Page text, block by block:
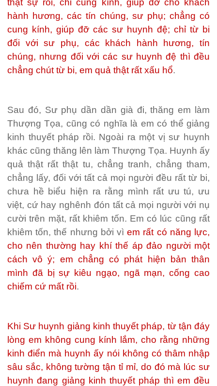
thật sự rồi, chỉ cung kính, giúp đỡ cho khách
hành hương, các tín chúng, sư phụ; chẳng có
cung kính, giúp đỡ các sư huynh đệ; chỉ từ bi
đối với sư phụ, các khách hành hương, tín
chúng, nhưng đối với các sư huynh đệ thì đều
chẳng chút từ bi, em quả thật rất xấu hổ.
Sau đó, Sư phụ dần dần già đi, thăng em làm
Thượng Tọa, cũng có nghĩa là em có thể giảng
kinh thuyết pháp rồi. Ngoài ra một vị sư huynh
khác cũng thăng lên làm Thượng Tọa. Huynh ấy
quả thật rất thật tu, chẳng tranh, chẳng tham,
chẳng lấy, đối với tất cả mọi người đều rất từ bi,
chưa hề biểu hiện ra rằng mình rất ưu tú, ưu
việt, cứ hay nghênh đón tất cả mọi người với nụ
cười trên mặt, rất khiêm tốn. Em có lúc cũng rất
khiêm tốn, thế nhưng bởi vìem rất có năng lực,
cho nên thường hay khí thế áp đảo người một
cách vô ý; em chẳng có phát hiện bản thân
mình đã bị sự kiêu ngạo, ngã mạn, cống cao
chiếm cứ mất rồi.
Khi Sư huynh giảng kinh thuyết pháp, từ tận đáy
lòng em không cung kính lắm, cho rằng những
kinh điển mà huynh ấy nói không có thâm nhập
sâu sắc, không tường tận tỉ mỉ, do đó mà lúc sư
huynh đang giảng kinh thuyết pháp thì em đều